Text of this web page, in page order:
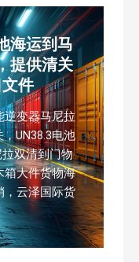
海运到马
提供清关
件
逆变器马尼拉
UN38.3电池
双清到门物
箱大件货物海
，云泽国际货